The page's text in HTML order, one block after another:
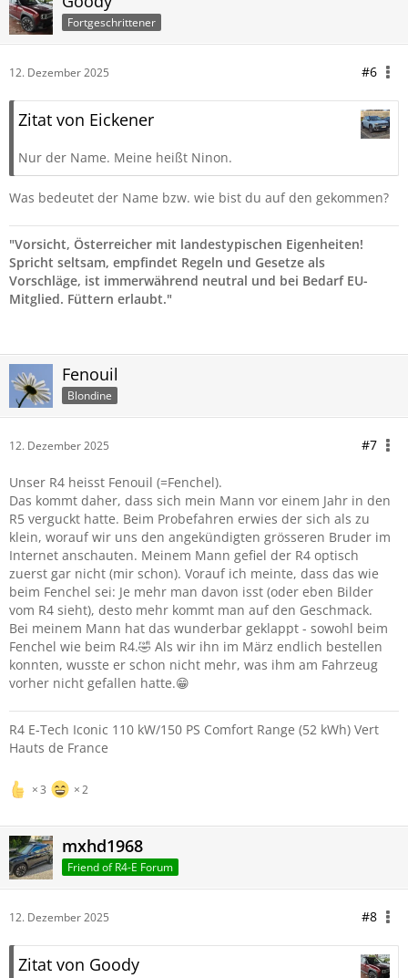
Fortgeschrittener
12. Dezember 2025 #6
Zitat von Eickener
Nur der Name. Meine heißt Ninon.
Was bedeutet der Name bzw. wie bist du auf den gekommen?
"Vorsicht, Österreicher mit landestypischen Eigenheiten!
Spricht seltsam, empfindet Regeln und Gesetze als
Vorschläge, ist immerwährend neutral und bei Bedarf EU-
Mitglied. Füttern erlaubt."
Fenouil
Blondine
12. Dezember 2025 #7
Unser R4 heisst Fenouil (=Fenchel).
Das kommt daher, dass sich mein Mann vor einem Jahr in den
R5 verguckt hatte. Beim Probefahren erwies der sich als zu
klein, worauf wir uns den angekündigten grösseren Bruder im
Internet anschauten. Meinem Mann gefiel der R4 optisch
zuerst gar nicht (mir schon). Vorauf ich meinte, dass das wie
beim Fenchel sei: Je mehr man davon isst (oder eben Bilder
vom R4 sieht), desto mehr kommt man auf den Geschmack.
Bei meinem Mann hat das wunderbar geklappt - sowohl beim
Fenchel wie beim R4.🤣 Als wir ihn im März endlich bestellen
konnten, wusste er schon nicht mehr, was ihm am Fahrzeug
vorher nicht gefallen hatte.😁
R4 E-Tech Iconic 110 kW/150 PS Comfort Range (52 kWh) Vert
Hauts de France
3 2
mxhd1968
Friend of R4-E Forum
12. Dezember 2025 #8
Zitat von Goody